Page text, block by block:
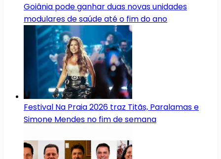
Goiânia pode ganhar duas novas unidades
modulares de saúde até o fim do ano
Festival Na Praia 2026 traz Titãs, Paralamas e
Simone Mendes no fim de semana